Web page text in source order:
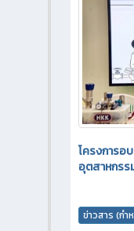
โครงการอ
อุตสาหกรร
ข่าวสาร (กำ